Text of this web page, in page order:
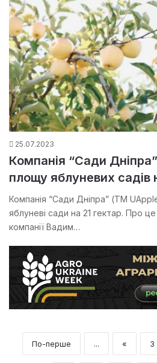
25.07.2023
Компанія “Сади
площу яблуневих садів
Компанія “Сади Дніпра” (ТМ
яблуневі сади на 21 гектар. Про
компанії Вадим…
По-перше ... « 3